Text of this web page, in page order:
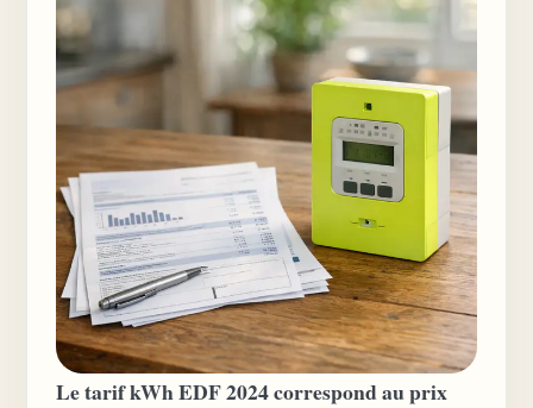
Le tarif kWh EDF 2024 correspond au prix